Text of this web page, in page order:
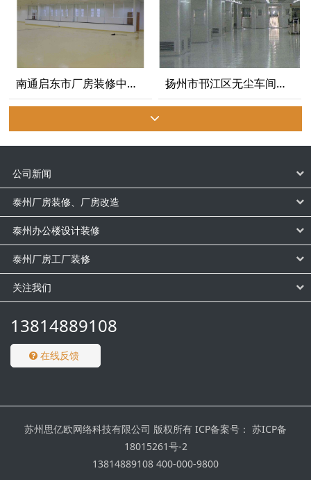
南通启东市厂房装修中能影响工作人员的施工的问题有哪些 扬州市邗江区无尘车间为什么要控制温湿度？
公司新闻
泰州厂房装修、厂房改造
泰州办公楼设计装修
泰州厂房工厂装修
关注我们
13814889108
在线反馈
苏州思亿欧网络科技有限公司 版权所有 ICP备案号： 苏ICP备
18015261号-2
13814889108 400-000-9800